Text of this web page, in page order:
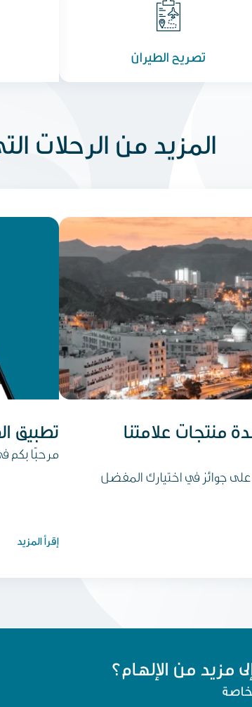
تصريح الطيران
المزيد من الرحلات
تطبيق
مرحبًا بكم
إقرأ المزيد
منتجات علامتنا
على جوائز في اختيارك المفضل
مزيد من الإلهام؟